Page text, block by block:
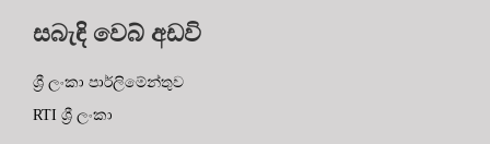
සබැඳි වෙබ් අඩවි
ශ්‍රී ලංකා පාර්ලිමේන්තුව
RTI ශ්‍රී ලංකා